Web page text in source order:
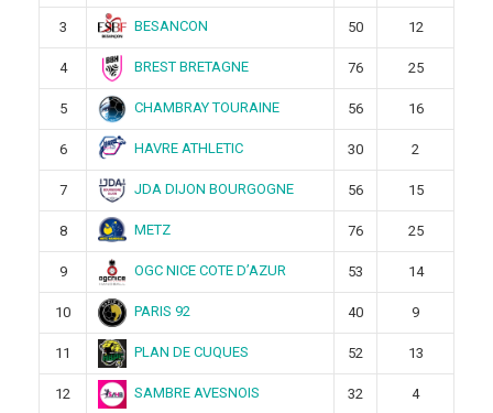
3 BESANCON 50 12
4 BREST BRETAGNE 76 25
5 CHAMBRAY TOURAINE 56 16
6 HAVRE ATHLETIC 30 2
7 JDA DIJON BOURGOGNE 56 15
8 METZ 76 25
9 OGC NICE COTE D’AZUR 53 14
10 PARIS 92 40 9
11 PLAN DE CUQUES 52 13
12 SAMBRE AVESNOIS 32 4